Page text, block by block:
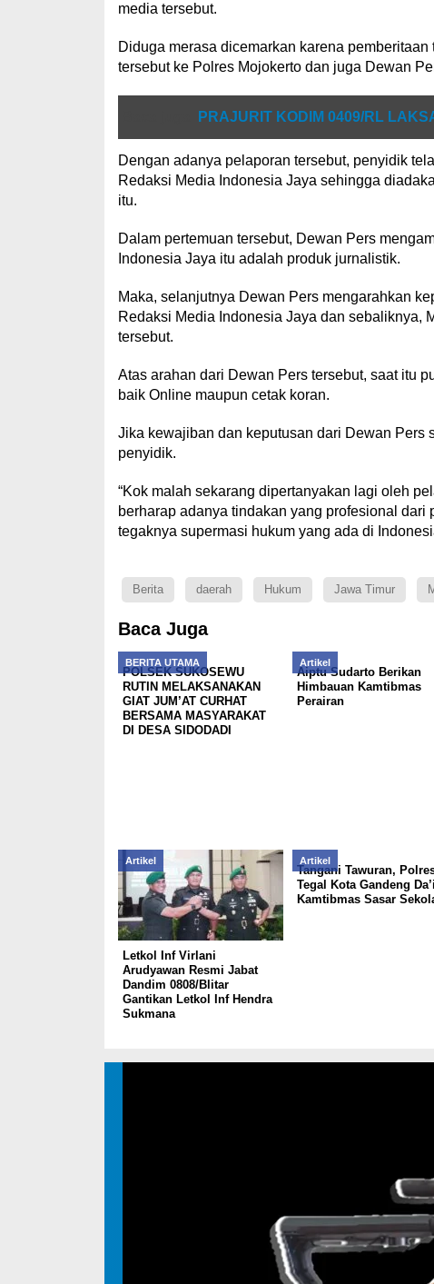
media tersebut.
Diduga merasa dicemarkan karena
tersebut ke Polres Mojokerto dan juga Dewan
PRAJURIT KODIM 0409/RL
Dengan adanya pelaporan tersebut, penyidik
Redaksi Media Indonesia Jaya sehingga
itu.
Dalam pertemuan tersebut, Dewan Pers
Indonesia Jaya itu adalah produk jurnalistik.
Maka, selanjutnya Dewan Pers mengarahkan
Redaksi Media Indonesia Jaya dan sebaliknya,
tersebut.
Atas arahan dari Dewan Pers tersebut, saat itu
baik Online maupun cetak koran.
Jika kewajiban dan keputusan dari Dewan Pers
penyidik.
“Kok malah sekarang dipertanyakan lagi oleh
berharap adanya tindakan yang profesional
tegaknya supermasi hukum yang ada di
Berita daerah Hukum Jawa Timur
Baca Juga
BERITA UTAMA
POLSEK SUKOSEWU
RUTIN MELAKSANAKAN
GIAT JUM’AT CURHAT
BERSAMA MASYARAKAT
DI DESA SIDODADI
Artikel
Aiptu Sudarto Berikan
Himbauan Kamtibmas
Perairan
Artikel
Letkol Inf Virlani
Arudyawan Resmi Jabat
Dandim 0808/Blitar
Gantikan Letkol Inf Hendra
Sukmana
Artikel
Tangani Tawuran,
Tegal Kota Gandeng Da’i
Kamtibmas Sasar